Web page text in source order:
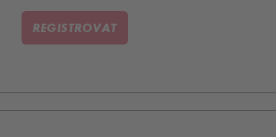
REGISTROVAT